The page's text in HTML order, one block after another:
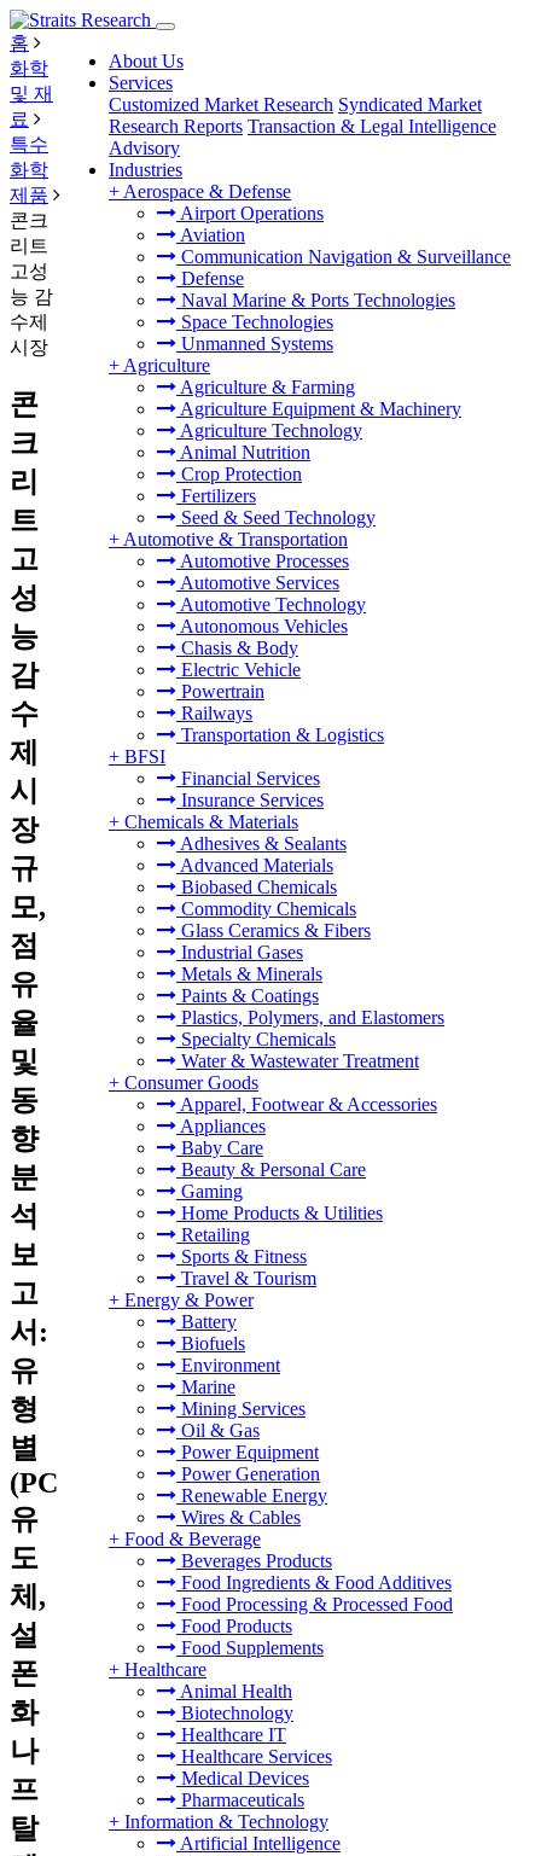
About Us
Services
Customized Market Research Syndicated Market
Research Reports Transaction & Legal Intelligence
Advisory
Industries
+ Aerospace & Defense
Airport Operations
Aviation
Communication Navigation & Surveillance
Defense
Naval Marine & Ports Technologies
Space Technologies
Unmanned Systems
+ Agriculture
Agriculture & Farming
Agriculture Equipment & Machinery
Agriculture Technology
Animal Nutrition
Crop Protection
Fertilizers
Seed & Seed Technology
+ Automotive & Transportation
Automotive Processes
Automotive Services
Automotive Technology
Autonomous Vehicles
Chasis & Body
Electric Vehicle
Powertrain
Railways
Transportation & Logistics
+ BFSI
Financial Services
Insurance Services
+ Chemicals & Materials
Adhesives & Sealants
Advanced Materials
Biobased Chemicals
Commodity Chemicals
Glass Ceramics & Fibers
Industrial Gases
Metals & Minerals
Paints & Coatings
Plastics, Polymers, and Elastomers
Specialty Chemicals
Water & Wastewater Treatment
+ Consumer Goods
Apparel, Footwear & Accessories
Appliances
Baby Care
Beauty & Personal Care
Gaming
Home Products & Utilities
Retailing
Sports & Fitness
Travel & Tourism
+ Energy & Power
Battery
Biofuels
Environment
Marine
Mining Services
Oil & Gas
Power Equipment
Power Generation
Renewable Energy
Wires & Cables
+ Food & Beverage
Beverages Products
Food Ingredients & Food Additives
Food Processing & Processed Food
Food Products
Food Supplements
+ Healthcare
Animal Health
Biotechnology
Healthcare IT
Healthcare Services
Medical Devices
Pharmaceuticals
+ Information & Technology
Artificial Intelligence
홈
화학
및 재
료
특수
화학
제품
콘크
리트
고성
능 감
수제
시장
콘
크
리
트
고
성
능
감
수
제
시
장
규
모,
점
유
율
및
동
향
분
석
보
고
서:
유
형
별
(PC
유
도
체,
설
폰
화
나
프
탈